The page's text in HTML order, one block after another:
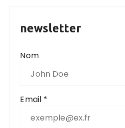
newsletter
Nom
Email *